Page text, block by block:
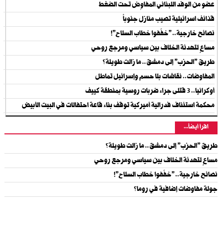
عضو من الوفد اللبناني المفاوِض تحت الضغط
قذائف اسرائيلية تصيب منازل جنوباً
نصائح خارجية.. "خفّفوا خطاب السلاح"!
مساعٍ لتهدئة الخلاف بين سياسي ومرجع روحي
طريق "الحزب" إلى دمشق.. ما زالت طويلة؟
المفاوضات.. نقاشات بلا حسم وإسرائيل تماطل
أوكرانيا.. 3 قتلى جراء ضربات روسية بمنطقة كييف
‏محكمة استئناف فدرالية أميركية توقف بناء قاعة احتفالات في البيت الأبيض
اقرأ أيضاً...
طريق "الحزب" إلى دمشق.. ما زالت طويلة؟
مساعٍ لتهدئة الخلاف بين سياسي ومرجع روحي
نصائح خارجية.. "خفّفوا خطاب السلاح"!
جولة مفاوضات إضافية في روما؟